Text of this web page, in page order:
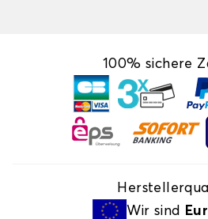
100% sichere
Wir sind